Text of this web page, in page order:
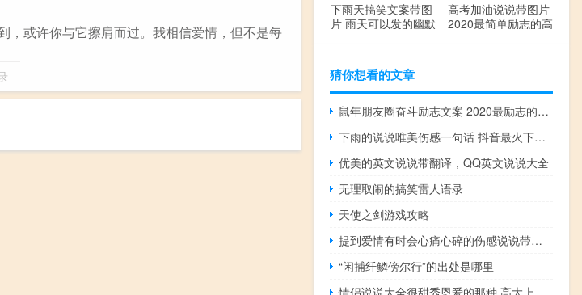
，或许你与它擦肩而过。我相信爱情，但不是每
下雨天搞笑文案带图
片 雨天可以发的幽默
高考加油说说带图片
2020最简单励志的高
猜你想看的文章
鼠年朋友圈奋斗励志文案 2020最励志的一句话说说
下雨的说说唯美伤感一句话 抖音最火下雨天说说
优美的英文说说带翻译，QQ英文说说大全
无理取闹的搞笑雷人语录
天使之剑游戏攻略
提到爱情有时会心痛心碎的伤感说说带图片
“闲捕纤鳞傍尔行”的出处是哪里